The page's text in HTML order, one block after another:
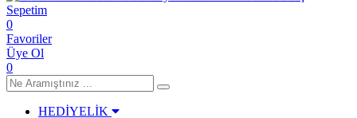
Sepetim
0
Favoriler
Üye Ol
0
HEDİYELİK